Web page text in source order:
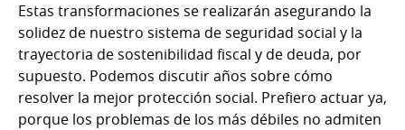
Estas transformaciones se realizarán asegurando la
solidez de nuestro sistema de seguridad social y la
trayectoria de sostenibilidad fiscal y de deuda, por
supuesto. Podemos discutir años sobre cómo
resolver la mejor protección social. Prefiero actuar ya,
porque los problemas de los más débiles no admiten